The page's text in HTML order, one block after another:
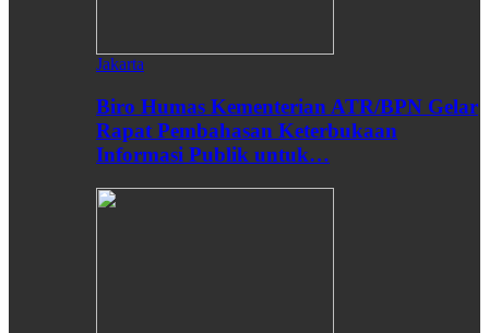
Jakarta
Biro Humas Kementerian ATR/BPN Gelar
Rapat Pembahasan Keterbukaan
Informasi Publik untuk…